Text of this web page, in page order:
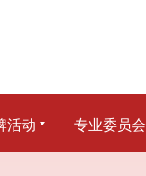
活动 专业委员会